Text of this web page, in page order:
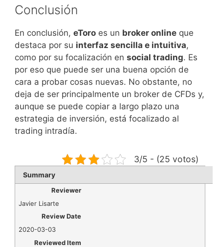
Conclusión
En conclusión, eToro es un broker online que
destaca por su interfaz sencilla e intuitiva,
como por su focalización en social trading. Es
por eso que puede ser una buena opción de
cara a probar cosas nuevas. No obstante, no
deja de ser principalmente un broker de CFDs y,
aunque se puede copiar a largo plazo una
estrategia de inversión, está focalizado al
trading intradía.
3/5 - (25 votos)
Summary
Reviewer
Javier Lisarte
Review Date
2020-03-03
Reviewed Item